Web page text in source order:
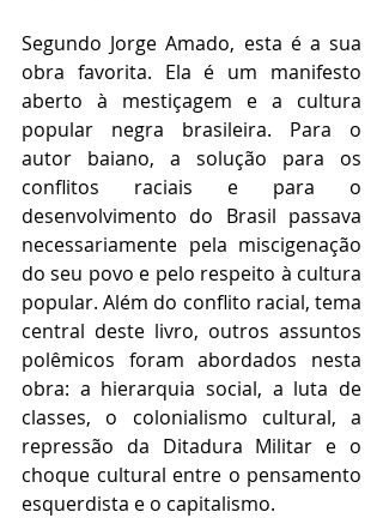
Segundo Jorge Amado, esta é a sua
obra favorita. Ela é um manifesto
aberto à mestiçagem e a cultura
popular negra brasileira. Para o
autor baiano, a solução para os
conflitos raciais e para o
desenvolvimento do Brasil passava
necessariamente pela miscigenação
do seu povo e pelo respeito à cultura
popular. Além do conflito racial, tema
central deste livro, outros assuntos
polêmicos foram abordados nesta
obra: a hierarquia social, a luta de
classes, o colonialismo cultural, a
repressão da Ditadura Militar e o
choque cultural entre o pensamento
esquerdista e o capitalismo.